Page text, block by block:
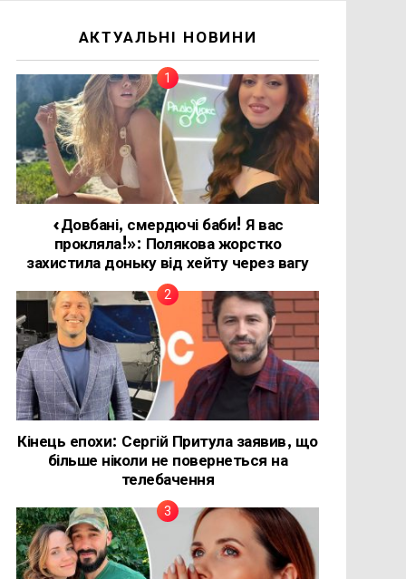
АКТУАЛЬНІ НОВИНИ
«Довбані, смердючі баби! Я вас
прокляла!»: Полякова жорстко
захистила доньку від хейту через вагу
Кінець епохи: Сергій Притула заявив, що
більше ніколи не повернеться на
телебачення